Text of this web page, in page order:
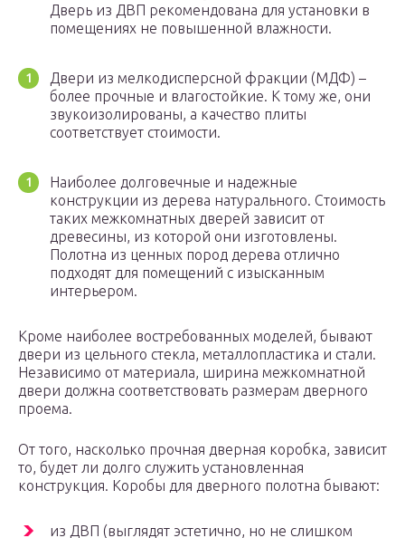
Дверь из ДВП рекомендована для установки в
помещениях не повышенной влажности.
Двери из мелкодисперсной фракции (МДФ) –
более прочные и влагостойкие. К тому же, они
звукоизолированы, а качество плиты
соответствует стоимости.
Наиболее долговечные и надежные
конструкции из дерева натурального. Стоимость
таких межкомнатных дверей зависит от
древесины, из которой они изготовлены.
Полотна из ценных пород дерева отлично
подходят для помещений с изысканным
интерьером.
Кроме наиболее востребованных моделей, бывают
двери из цельного стекла, металлопластика и стали.
Независимо от материала, ширина межкомнатной
двери должна соответствовать размерам дверного
проема.
От того, насколько прочная дверная коробка, зависит
то, будет ли долго служить установленная
конструкция. Коробы для дверного полотна бывают:
из ДВП (выглядят эстетично, но не слишком